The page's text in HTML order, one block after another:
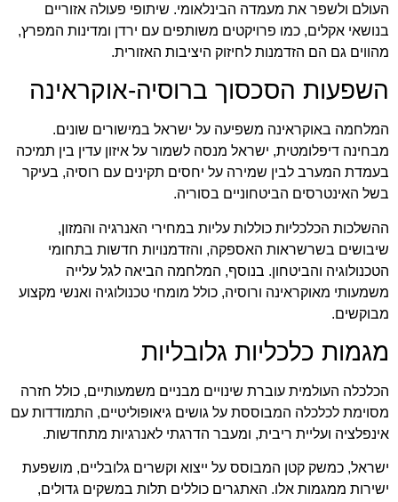
העולם ולשפר את מעמדה הבינלאומי. שיתופי פעולה אזוריים
בנושאי אקלים, כמו פרויקטים משותפים עם ירדן ומדינות המפרץ,
מהווים גם הם הזדמנות לחיזוק היציבות האזורית.
השפעות הסכסוך ברוסיה-אוקראינה
המלחמה באוקראינה משפיעה על ישראל במישורים שונים.
מבחינה דיפלומטית, ישראל מנסה לשמור על איזון עדין בין תמיכה
בעמדת המערב לבין שמירה על יחסים תקינים עם רוסיה, בעיקר
בשל האינטרסים הביטחוניים בסוריה.
ההשלכות הכלכליות כוללות עליות במחירי האנרגיה והמזון,
שיבושים בשרשראות האספקה, והזדמנויות חדשות בתחומי
הטכנולוגיה והביטחון. בנוסף, המלחמה הביאה לגל עלייה
משמעותי מאוקראינה ורוסיה, כולל מומחי טכנולוגיה ואנשי מקצוע
מבוקשים.
מגמות כלכליות גלובליות
הכלכלה העולמית עוברת שינויים מבניים משמעותיים, כולל חזרה
מסוימת לכלכלה המבוססת על גושים גיאופוליטיים, התמודדות עם
אינפלציה ועליית ריבית, ומעבר הדרגתי לאנרגיות מתחדשות.
ישראל, כמשק קטן המבוסס על ייצוא וקשרים גלובליים, מושפעת
ישירות ממגמות אלו. האתגרים כוללים תלות במשקים גדולים,